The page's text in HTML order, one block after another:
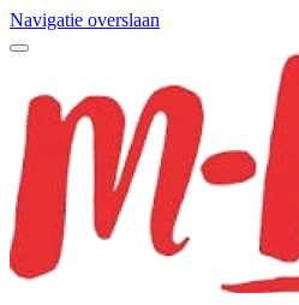
Navigatie overslaan